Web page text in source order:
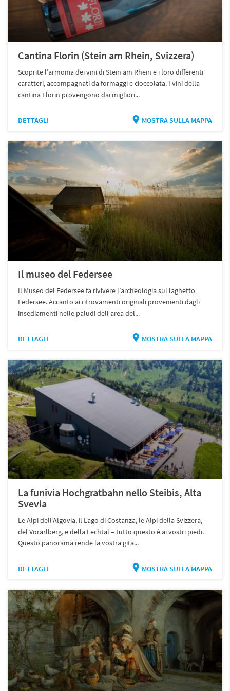
Cantina Florin (Stein am Rhein, Svizzera)
Scoprite l’armonia dei vini di Stein am Rhein e i loro differenti
caratteri, accompagnati da formaggi e cioccolata. I vini della
cantina Florin provengono dai migliori...
DETTAGLI MOSTRA SULLA MAPPA
Il museo del Federsee
Il Museo del Federsee fa rivivere l’archeologia sul laghetto
Federsee. Accanto ai ritrovamenti originali provenienti dagli
insediamenti nelle paludi dell’area del...
DETTAGLI MOSTRA SULLA MAPPA
La funivia Hochgratbahn nello Steibis, Alta
Svevia
Le Alpi dell’Algovia, il Lago di Costanza, le Alpi della Svizzera,
del Vorarlberg, e della Lechtal – tutto questo è ai vostri piedi.
Questo panorama rende la vostra gita...
DETTAGLI MOSTRA SULLA MAPPA